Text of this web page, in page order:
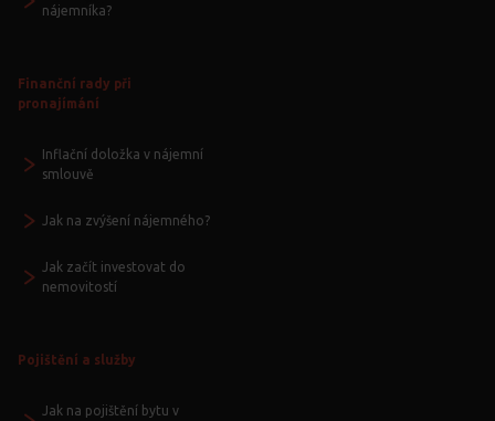
nájemníka?
Finanční rady při
pronajímání
Inflační doložka v nájemní
smlouvě
Jak na zvýšení nájemného?
Jak začít investovat do
nemovitostí
Pojištění a služby
Jak na pojištění bytu v